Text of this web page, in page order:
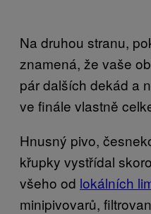
Na druhou stranu,
znamená, že vaše
pár dalších dekád a
ve finále vlastně
Hnusný pivo,
křupky vystřídal
všeho od lokálních
minipivovarů,